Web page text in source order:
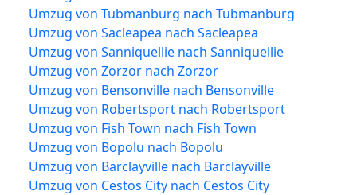
Umzug von Tubmanburg nach Tubmanburg
Umzug von Sacleapea nach Sacleapea
Umzug von Sanniquellie nach Sanniquellie
Umzug von Zorzor nach Zorzor
Umzug von Bensonville nach Bensonville
Umzug von Robertsport nach Robertsport
Umzug von Fish Town nach Fish Town
Umzug von Bopolu nach Bopolu
Umzug von Barclayville nach Barclayville
Umzug von Cestos City nach Cestos City